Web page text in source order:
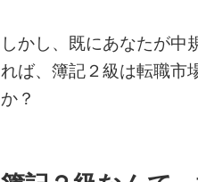
しかし、既にあなたが中
れば、簿記２級は転職市
か？